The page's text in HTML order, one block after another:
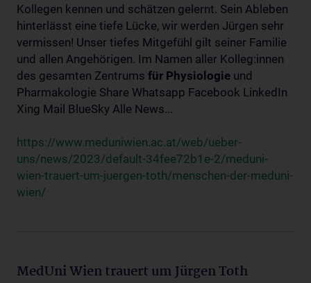
Kollegen kennen und schätzen gelernt. Sein Ableben
hinterlässt eine tiefe Lücke, wir werden Jürgen sehr
vermissen! Unser tiefes Mitgefühl gilt seiner Familie
und allen Angehörigen. Im Namen aller Kolleg:innen
des gesamten Zentrums für Physiologie und
Pharmakologie Share Whatsapp Facebook LinkedIn
Xing Mail BlueSky Alle News...
https://www.meduniwien.ac.at/web/ueber-
uns/news/2023/default-34fee72b1e-2/meduni-
wien-trauert-um-juergen-toth/menschen-der-meduni-
wien/
MedUni Wien trauert um Jürgen Toth